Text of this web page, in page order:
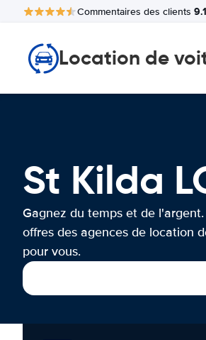
Commentaires des clients 9.1
Location de
St Kilda
Gagnez du temps et de
offres des agences de location
pour vous.